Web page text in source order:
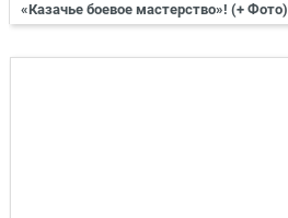
«Казачье боевое мастерство»! (+ Фото)